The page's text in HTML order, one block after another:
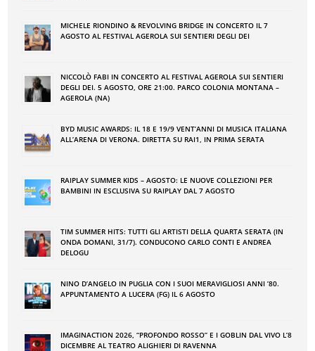
MICHELE RIONDINO & REVOLVING BRIDGE IN CONCERTO IL 7
AGOSTO AL FESTIVAL AGEROLA SUI SENTIERI DEGLI DEI
NICCOLÒ FABI IN CONCERTO AL FESTIVAL AGEROLA SUI SENTIERI
DEGLI DEI. 5 AGOSTO, ORE 21:00. PARCO COLONIA MONTANA –
AGEROLA (NA)
BYD MUSIC AWARDS: IL 18 E 19/9 VENT’ANNI DI MUSICA ITALIANA
ALL’ARENA DI VERONA. DIRETTA SU RAI1, IN PRIMA SERATA
RAIPLAY SUMMER KIDS – AGOSTO: LE NUOVE COLLEZIONI PER
BAMBINI IN ESCLUSIVA SU RAIPLAY DAL 7 AGOSTO
TIM SUMMER HITS: TUTTI GLI ARTISTI DELLA QUARTA SERATA (IN
ONDA DOMANI, 31/7). CONDUCONO CARLO CONTI E ANDREA
DELOGU
NINO DʼANGELO IN PUGLIA CON I SUOI MERAVIGLIOSI ANNI ʼ80.
APPUNTAMENTO A LUCERA (FG) IL 6 AGOSTO
IMAGINACTION 2026, “PROFONDO ROSSO” E I GOBLIN DAL VIVO L’8
DICEMBRE AL TEATRO ALIGHIERI DI RAVENNA